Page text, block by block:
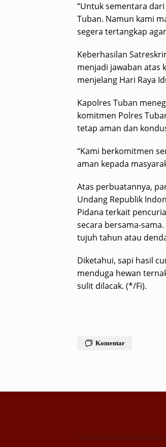
“Untuk sementara
Tuban. Namun kami
segera tertangkap
Keberhasilan
menjadi jawaban atas
menjelang Hari Raya
Kapolres Tuban
komitmen Polres
tetap aman dan
“Kami berkomitmen
aman kepada
Atas perbuatannya,
Undang Republik
Pidana terkait
secara bersama-
tujuh tahun atau
Diketahui, sapi hasil
menduga hewan
sulit dilacak. (*/Fi).
Komentar